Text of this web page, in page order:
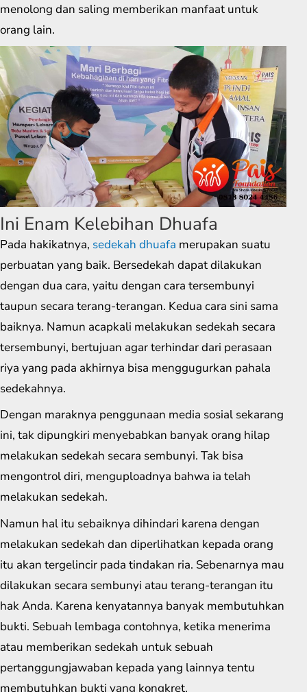
menolong dan saling memberikan manfaat untuk
orang lain.
Ini Enam Kelebihan Dhuafa
Pada hakikatnya, sedekah dhuafa merupakan suatu
perbuatan yang baik. Bersedekah dapat dilakukan
dengan dua cara, yaitu dengan cara tersembunyi
taupun secara terang-terangan. Kedua cara sini sama
baiknya. Namun acapkali melakukan sedekah secara
tersembunyi, bertujuan agar terhindar dari perasaan
riya yang pada akhirnya bisa menggugurkan pahala
sedekahnya.
Dengan maraknya penggunaan media sosial sekarang
ini, tak dipungkiri menyebabkan banyak orang hilap
melakukan sedekah secara sembunyi. Tak bisa
mengontrol diri, menguploadnya bahwa ia telah
melakukan sedekah.
Namun hal itu sebaiknya dihindari karena dengan
melakukan sedekah dan diperlihatkan kepada orang
itu akan tergelincir pada tindakan ria. Sebenarnya mau
dilakukan secara sembunyi atau terang-terangan itu
hak Anda. Karena kenyatannya banyak membutuhkan
bukti. Sebuah lembaga contohnya, ketika menerima
atau memberikan sedekah untuk sebuah
pertanggungjawaban kepada yang lainnya tentu
membutuhkan bukti yang kongkret.